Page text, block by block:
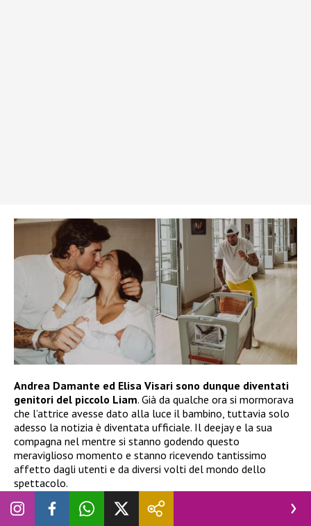
Andrea Damante ed Elisa Visari sono dunque diventati
genitori del piccolo Liam. Già da qualche ora si mormorava
che l’attrice avesse dato alla luce il bambino, tuttavia solo
adesso la notizia è diventata ufficiale. Il deejay e la sua
compagna nel mentre si stanno godendo questo
meraviglioso momento e stanno ricevendo tantissimo
affetto dagli utenti e da diversi volti del mondo dello
spettacolo.